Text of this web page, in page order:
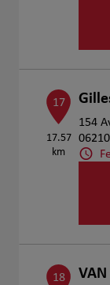
17
17.57
km
154
18 VAN